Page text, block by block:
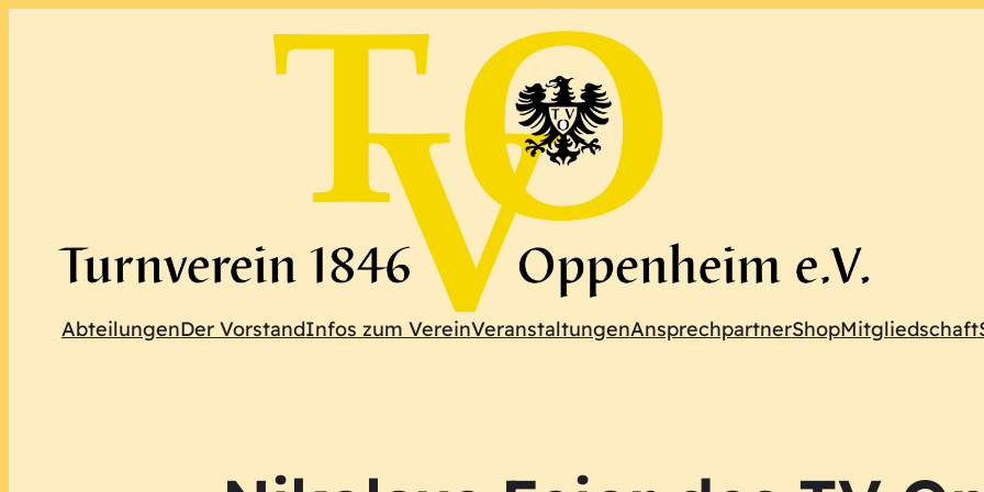
AbteilungenDer VorstandInfos zum VereinVeranstaltungenAnsprechpartnerShopMitgliedschaft